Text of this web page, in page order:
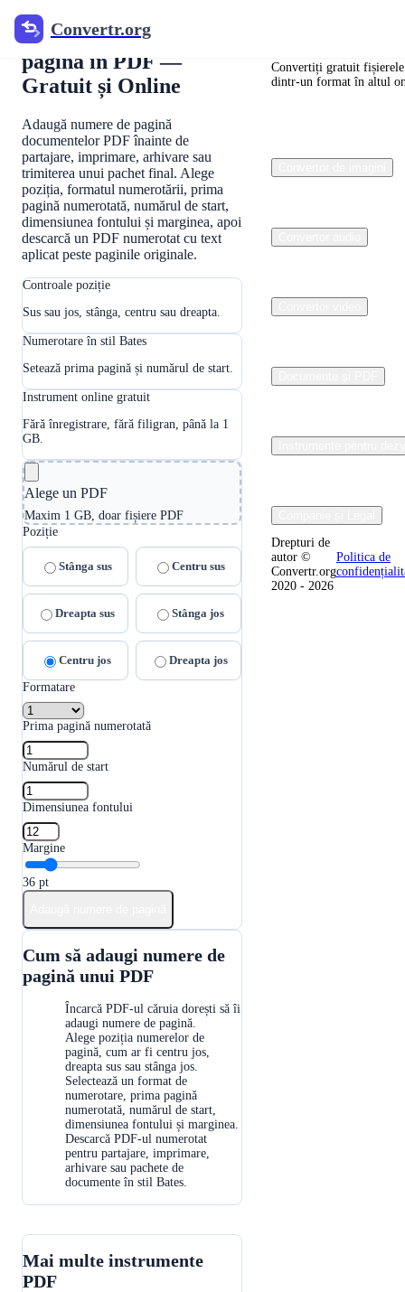
Convertr.org
Adaugă numere de
pagină în PDF —
Gratuit și Online
Adaugă numere de pagină
documentelor PDF înainte de
partajare, imprimare, arhivare sau
trimiterea unui pachet final. Alege
poziția, formatul numerotării, prima
pagină numerotată, numărul de start,
dimensiunea fontului și marginea, apoi
descarcă un PDF numerotat cu text
aplicat peste paginile originale.
Controale poziție
Sus sau jos, stânga, centru sau dreapta.
Numerotare în stil Bates
Setează prima pagină și numărul de start.
Instrument online gratuit
Fără înregistrare, fără filigran, până la 1
GB.
Alege un PDF
Maxim 1 GB, doar fișiere PDF
Poziție
Stânga sus Centru sus
Dreapta sus Stânga jos
Centru jos
Dreapta jos
Formatare
Prima pagină numerotată
Numărul de start
Dimensiunea fontului
Margine
36 pt
Cum să adaugi numere de
pagină unui PDF
Încarcă PDF-ul căruia dorești să îi
adaugi numere de pagină.
Alege poziția numerelor de
pagină, cum ar fi centru jos,
dreapta sus sau stânga jos.
Selectează un format de
numerotare, prima pagină
numerotată, numărul de start,
dimensiunea fontului și marginea.
Descarcă PDF-ul numerotat
pentru partajare, imprimare,
arhivare sau pachete de
documente în stil Bates.
Mai multe instrumente
PDF
Convertiți gratuit
dintr-un format în altul
Drepturi de
autor ©
Convertr.org
2020 - 2026
Politica de